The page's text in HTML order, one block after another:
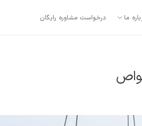
ما درخواست مشاوره رایگان